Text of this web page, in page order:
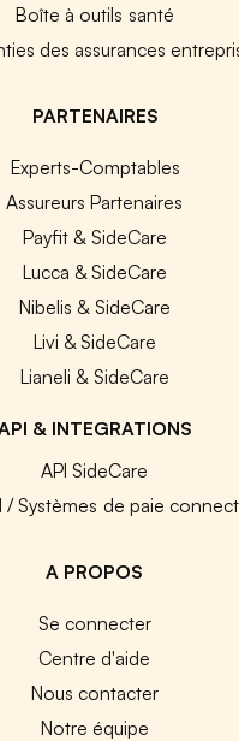
Boîte à outils santé
des assurances
PARTENAIRES
Experts-Comptables
Assureurs Partenaires
Payfit & SideCare
Lucca & SideCare
Nibelis & SideCare
Livi & SideCare
Lianeli & SideCare
& INTEGRATIONS
API SideCare
/ Systèmes de paie
A PROPOS
Se connecter
Centre d'aide
Nous contacter
Notre équipe